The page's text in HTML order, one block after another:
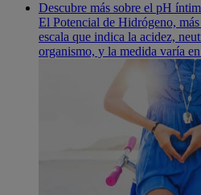
Descubre más sobre el pH
El Potencial de Hidrógeno,
escala que indica la acidez,
organismo, y la medida varía